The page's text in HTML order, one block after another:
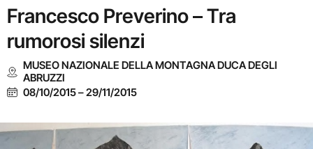
Francesco Preverino – Tra
rumorosi silenzi
MUSEO NAZIONALE DELLA MONTAGNA DUCA DEGLI
ABRUZZI
08/10/2015–29/11/2015